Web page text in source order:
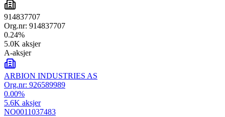
914837707
Org.nr: 914837707
0.24%
5.0K aksjer
A-aksjer
ARBION INDUSTRIES AS
Org.nr: 926589989
0.00%
5.6K aksjer
NO0011037483